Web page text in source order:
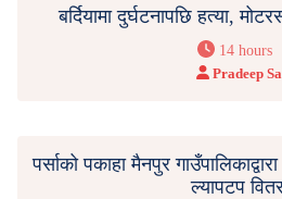
बर्दियामा दुर्घटनापछि हत्या,
14 hours
Pradeep
पर्साको पकाहा मैनपुर
ल्यापटप